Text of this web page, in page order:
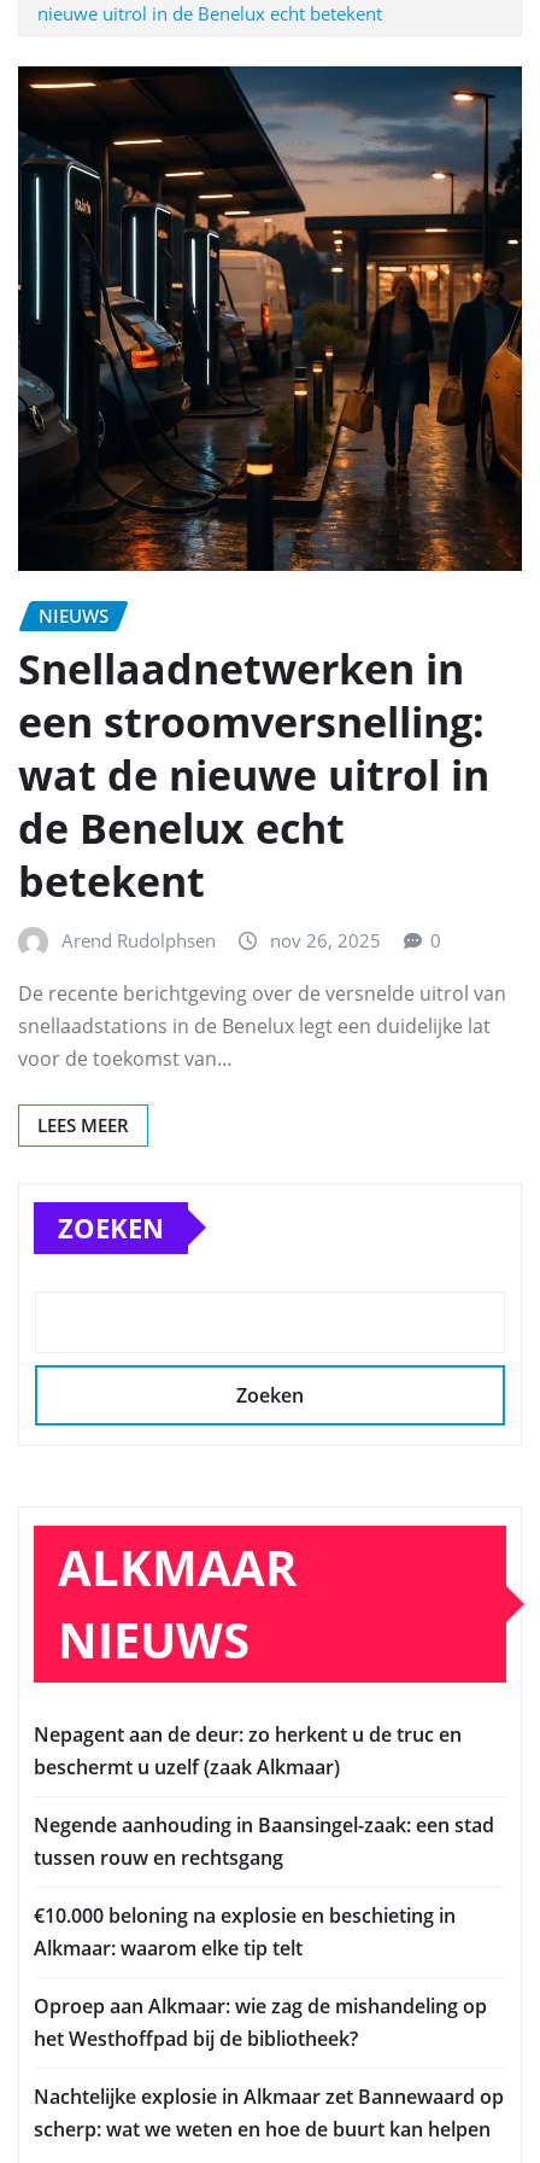
nieuwe uitrol in de Benelux echt betekent
NIEUWS
Snellaadnetwerken in
een stroomversnelling:
wat de nieuwe uitrol in
de Benelux echt
betekent
Arend Rudolphsen nov 26, 2025 0
De recente berichtgeving over de versnelde uitrol van
snellaadstations in de Benelux legt een duidelijke lat
voor de toekomst van…
LEES MEER
ZOEKEN
Zoeken
ALKMAAR
NIEUWS
Nepagent aan de deur: zo herkent u de truc en
beschermt u uzelf (zaak Alkmaar)
Negende aanhouding in Baansingel-zaak: een stad
tussen rouw en rechtsgang
€10.000 beloning na explosie en beschieting in
Alkmaar: waarom elke tip telt
Oproep aan Alkmaar: wie zag de mishandeling op
het Westhoffpad bij de bibliotheek?
Nachtelijke explosie in Alkmaar zet Bannewaard op
scherp: wat we weten en hoe de buurt kan helpen